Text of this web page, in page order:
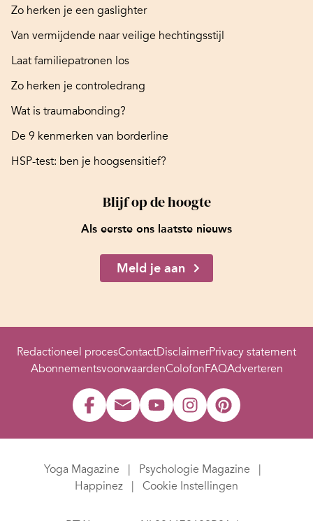
Zo herken je een gaslighter
Van vermijdende naar veilige hechtingsstijl
Laat familiepatronen los
Zo herken je controledrang
Wat is traumabonding?
De 9 kenmerken van borderline
HSP-test: ben je hoogsensitief?
Blijf op de hoogte
Als eerste ons laatste nieuws
Meld je aan
Redactioneel procesContactDisclaimerPrivacy statement
AbonnementsvoorwaardenColofonFAQAdverteren
Yoga Magazine
Psychologie Magazine
Happinez
Cookie Instellingen